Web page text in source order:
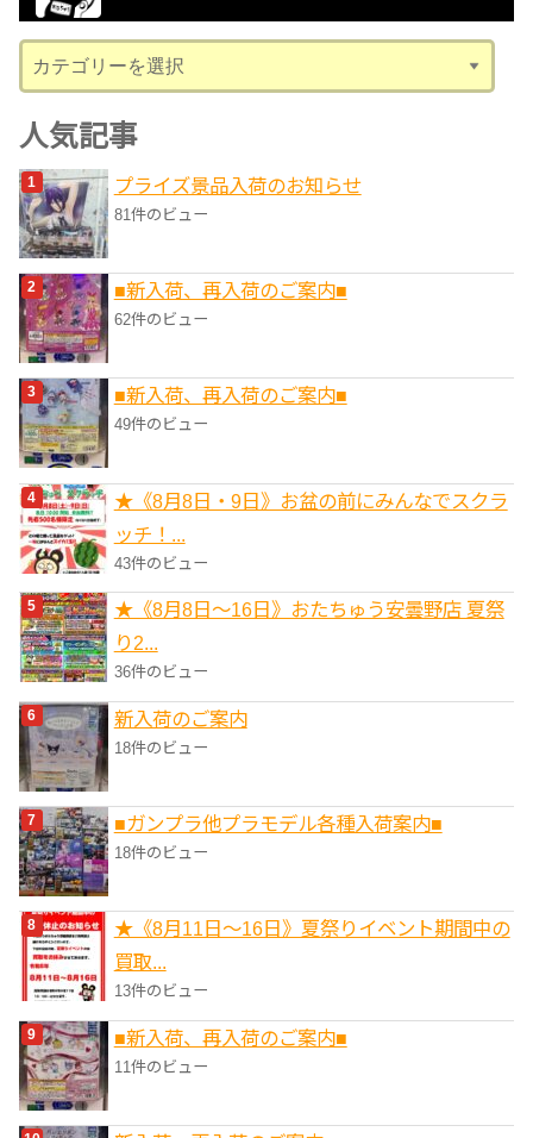
ブ
テ
ゴ
リ
ー
人気記事
プライズ景品入荷のお知らせ
81件のビュー
■新入荷、再入荷のご案内■
62件のビュー
■新入荷、再入荷のご案内■
49件のビュー
★《8月8日・9日》お盆の前にみんなでスクラ
ッチ！...
43件のビュー
★《8月8日～16日》おたちゅう安曇野店 夏祭
り2...
36件のビュー
新入荷のご案内
18件のビュー
■ガンプラ他プラモデル各種入荷案内■
18件のビュー
★《8月11日～16日》夏祭りイベント期間中の
買取...
13件のビュー
■新入荷、再入荷のご案内■
11件のビュー